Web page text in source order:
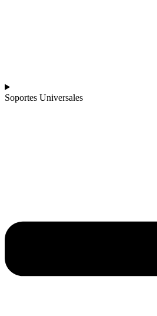
Soportes Universales